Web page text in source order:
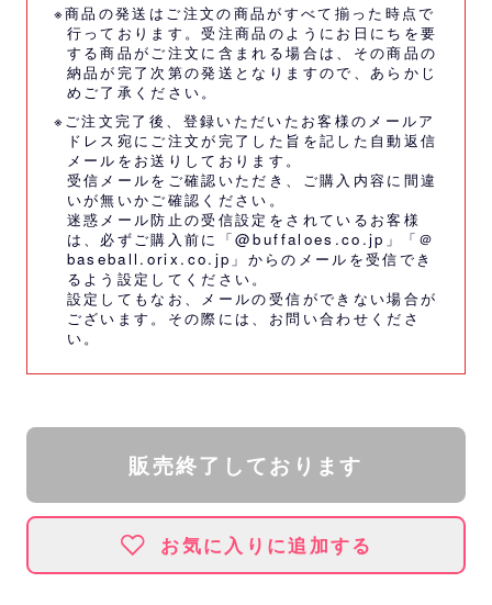
※商品の発送はご注文の商品がすべて揃った時点で
行っております。受注商品のようにお日にちを要
する商品がご注文に含まれる場合は、その商品の
納品が完了次第の発送となりますので、あらかじ
めご了承ください。
※ご注文完了後、登録いただいたお客様のメールア
ドレス宛にご注文が完了した旨を記した自動返信
メールをお送りしております。
受信メールをご確認いただき、ご購入内容に間違
いが無いかご確認ください。
迷惑メール防止の受信設定をされているお客様
は、必ずご購入前に「@buffaloes.co.jp」「＠
baseball.orix.co.jp」からのメールを受信でき
るよう設定してください。
設定してもなお、メールの受信ができない場合が
ございます。その際には、 お問い合わせくださ
い。
販売終了しております
お気に入りに追加する